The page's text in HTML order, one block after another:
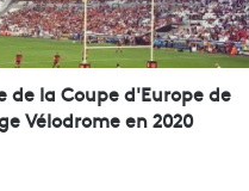
de la Coupe d'Europe de
Vélodrome en 2020